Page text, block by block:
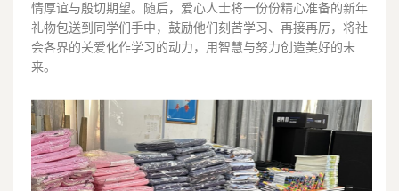
情厚谊与殷切期望。随后，爱心人士将一份份精心准备的新年
礼物包送到同学们手中，鼓励他们刻苦学习、再接再厉，将社
会各界的关爱化作学习的动力，用智慧与努力创造美好的未
来。